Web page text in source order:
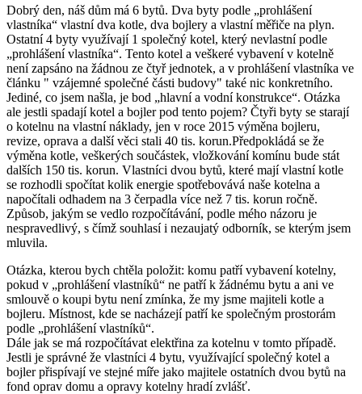
Dobrý den, náš dům má 6 bytů. Dva byty podle „prohlášení
vlastníka“ vlastní dva kotle, dva bojlery a vlastní měřiče na plyn.
Ostatní 4 byty využívají 1 společný kotel, který nevlastní podle
„prohlášení vlastníka“. Tento kotel a veškeré vybavení v kotelně
není zapsáno na žádnou ze čtyř jednotek, a v prohlášení vlastníka ve
článku " vzájemné společné části budovy" také nic konkretního.
Jediné, co jsem našla, je bod „hlavní a vodní konstrukce“. Otázka
ale jestli spadají kotel a bojler pod tento pojem? Čtyři byty se starají
o kotelnu na vlastní náklady, jen v roce 2015 výměna bojleru,
revize, oprava a další věci stali 40 tis. korun.Předpokládá se že
výměna kotle, veškerých součástek, vložkování komínu bude stát
dalších 150 tis. korun. Vlastníci dvou bytů, které mají vlastní kotle
se rozhodli spočítat kolik energie spotřebovává naše kotelna a
napočítali odhadem na 3 čerpadla více než 7 tis. korun ročně.
Způsob, jakým se vedlo rozpočítávání, podle mého názoru je
nespravedlivý, s čímž souhlasí i nezaujatý odborník, se kterým jsem
mluvila.
Otázka, kterou bych chtěla položit: komu patří vybavení kotelny,
pokud v „prohlášení vlastníků“ ne patří k žádnému bytu a ani ve
smlouvě o koupi bytu není zmínka, že my jsme majiteli kotle a
bojleru. Místnost, kde se nacházejí patří ke společným prostorám
podle „prohlášení vlastníků“.
Dále jak se má rozpočítávat elektřina za kotelnu v tomto případě.
Jestli je správné že vlastníci 4 bytu, využívající společný kotel a
bojler přispívají ve stejné míře jako majitele ostatních dvou bytů na
fond oprav domu a opravy kotelny hradí zvlášť.